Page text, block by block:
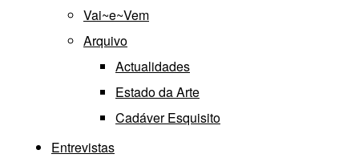
Vai~e~Vem
Arquivo
Actualidades
Estado da Arte
Cadáver Esquisito
Entrevistas